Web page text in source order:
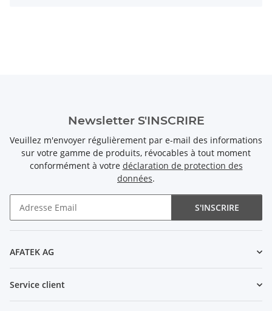
Newsletter S'INSCRIRE
Veuillez m'envoyer régulièrement par e-mail des informations
sur votre gamme de produits, révocables à tout moment
conformément à votre déclaration de protection des
données.
S'INSCRIRE
AFATEK AG
Service client